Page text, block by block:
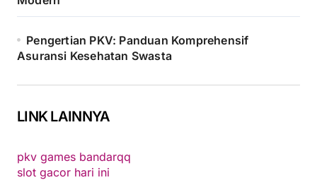
Pengertian PKV: Panduan Komprehensif
Asuransi Kesehatan Swasta
LINK LAINNYA
pkv games bandarqq
slot gacor hari ini